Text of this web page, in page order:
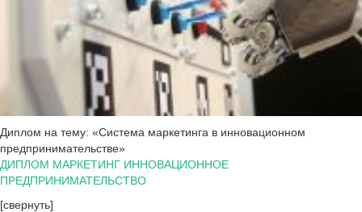
Диплом на тему: «Система маркетинга в инновационном
предпринимательстве»
ДИПЛОМ МАРКЕТИНГ ИННОВАЦИОННОЕ
ПРЕДПРИНИМАТЕЛЬСТВО
[свернуть]